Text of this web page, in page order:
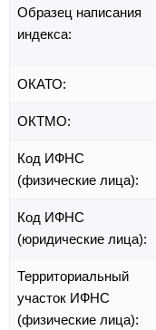
Образец написания
индекса:
ОКАТО:
ОКТМО:
Код ИФНС
(физические лица):
Код ИФНС
(юридические лица):
Территориальный
участок ИФНС
(физические лица):